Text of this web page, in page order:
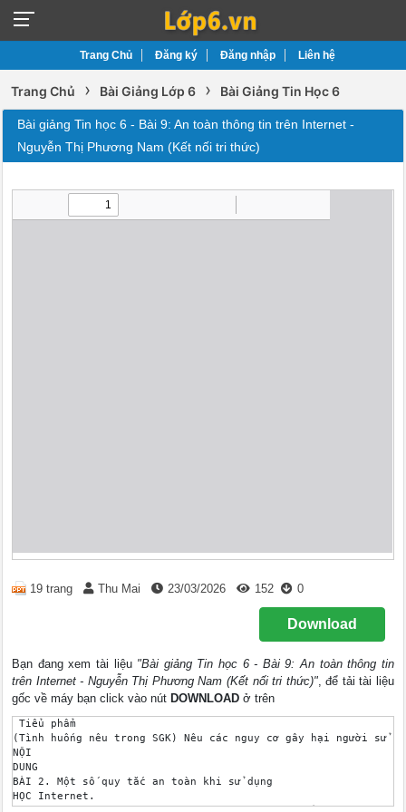
Trang Chủ Đăng ký Đăng nhập Liên hệ
Trang Chủ › Bài Giảng Lớp 6 › Bài Giảng Tin Học 6
Bài giảng Tin học 6 - Bài 9: An toàn thông tin trên Internet -
Nguyễn Thị Phương Nam (Kết nối tri thức)
19 trang Thu Mai 23/03/2026 152 0
Download
Bạn đang xem tài liệu "Bài giảng Tin học 6 - Bài 9: An toàn thông tin
trên Internet - Nguyễn Thị Phương Nam (Kết nối tri thức)", để tải tài liệu
gốc về máy bạn click vào nút DOWNLOAD ở trên
Tiểu phẩm
(Tình huống nêu trong SGK) Nêu các nguy cơ gây hại người
NỘI
DUNG
BÀI 2. Một số quy tắc an toàn khi sử dụng
HỌC Internet.